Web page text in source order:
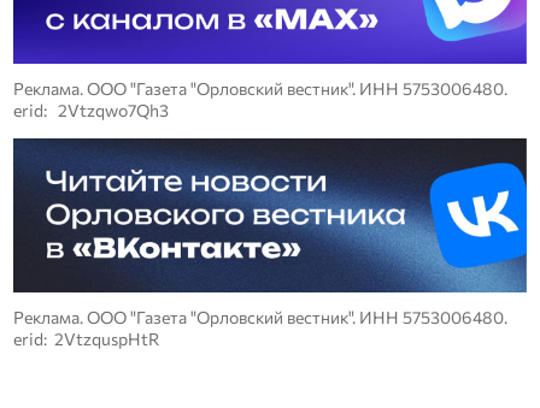
Реклама. ООО "Газета "Орловский вестник". ИНН 5753006480.
erid: 2Vtzqwo7Qh3
Реклама. ООО "Газета "Орловский вестник". ИНН 5753006480.
erid: 2VtzquspHtR